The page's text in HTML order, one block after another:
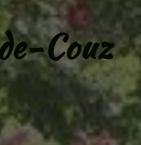
Couz